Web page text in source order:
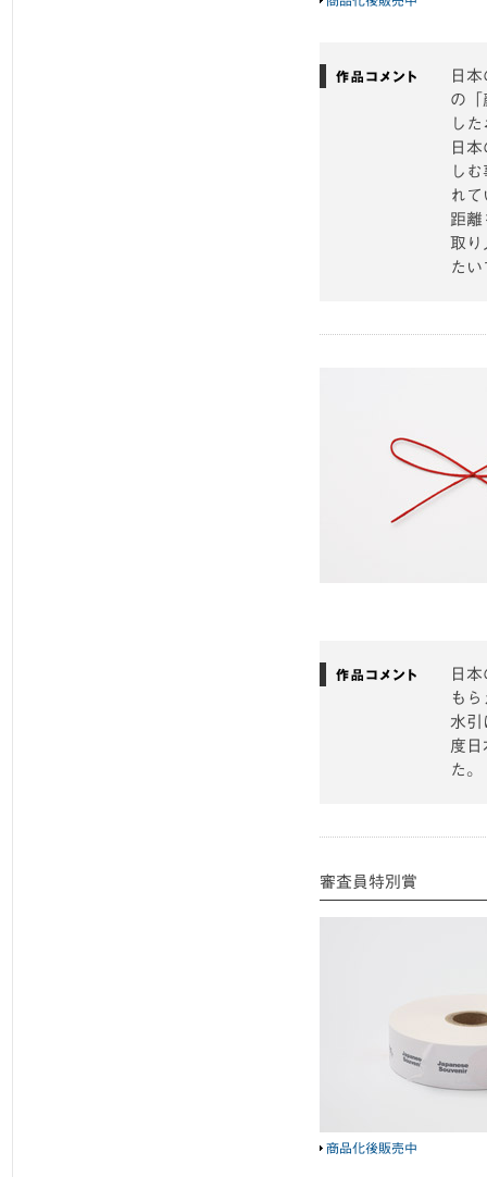
日
の「
し
日
し
れ
距離
取り
たい
日
も
水引
度日
た。
審査員特別賞
商品化後販売中